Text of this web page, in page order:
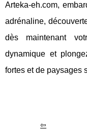
Arteka-eh.com,
adrénaline,
dès maintenant
dynamique et
fortes et de paysages